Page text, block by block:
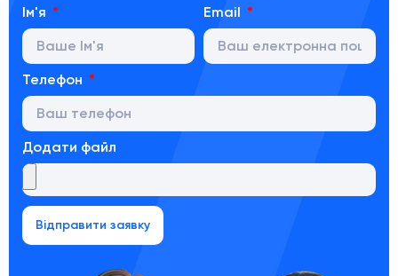
Ім'я Email
Телефон
Додати файл
Відправити заявку